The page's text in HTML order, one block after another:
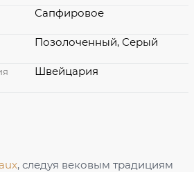
, следуя вековым традициям
Сапфировое
Позолоченный, Серый
Швейцария